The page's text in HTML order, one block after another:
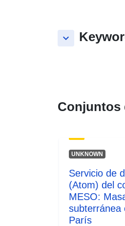
keyboard_arrow_down
Conjuntos
UNKNOWN
Servicio de
(Atom) del
MESO:
subterránea
París